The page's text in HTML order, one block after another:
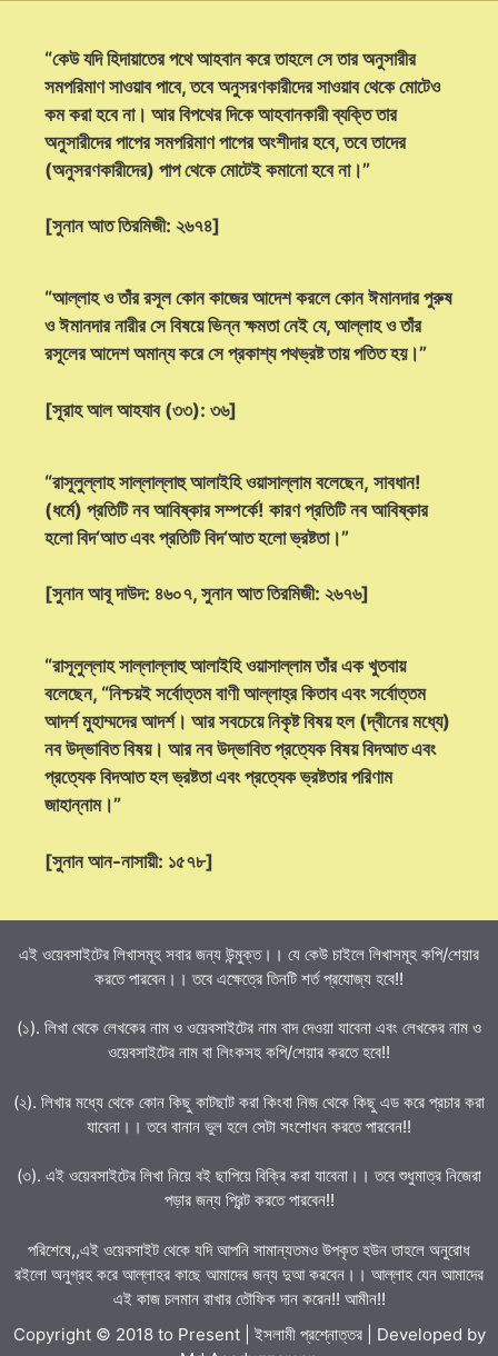
“কেউ যদি হিদায়াতের পথে আহবান করে তাহলে সে তার অনুসারীর
সমপরিমাণ সাওয়াব পাবে, তবে অনুসরণকারীদের সাওয়াব থেকে মোটেও
কম করা হবে না। আর বিপথের দিকে আহবানকারী ব্যক্তি তার
অনুসারীদের পাপের সমপরিমাণ পাপের অংশীদার হবে, তবে তাদের
(অনুসরণকারীদের) পাপ থেকে মোটেই কমানো হবে না।”
[সুনান আত তিরমিজী: ২৬৭৪]
“আল্লাহ ও তাঁর রসূল কোন কাজের আদেশ করলে কোন ঈমানদার পুরুষ
ও ঈমানদার নারীর সে বিষয়ে ভিন্ন ক্ষমতা নেই যে, আল্লাহ ও তাঁর
রসূলের আদেশ অমান্য করে সে প্রকাশ্য পথভ্রষ্ট তায় পতিত হয়।”
[সূরাহ আল আহযাব (৩৩): ৩৬]
“রাসূলুল্লাহ সাল্লাল্লাহু আলাইহি ওয়াসাল্লাম বলেছেন, সাবধান!
(ধর্মে) প্রতিটি নব আবিষ্কার সম্পর্কে! কারণ প্রতিটি নব আবিষ্কার
হলো বিদ‘আত এবং প্রতিটি বিদ‘আত হলো ভ্রষ্টতা।”
[সুনান আবূ দাউদ: ৪৬০৭, সুনান আত তিরমিজী: ২৬৭৬]
“রাসূলুল্লাহ সাল্লাল্লাহু আলাইহি ওয়াসাল্লাম তাঁর এক খুতবায়
বলেছেন, “নিশ্চয়ই সর্বোত্তম বাণী আল্লাহ্‌র কিতাব এবং সর্বোত্তম
আদর্শ মুহাম্মদের আদর্শ। আর সবচেয়ে নিকৃষ্ট বিষয় হল (দ্বীনের মধ্যে)
নব উদ্ভাবিত বিষয়। আর নব উদ্ভাবিত প্রত্যেক বিষয় বিদআত এবং
প্রত্যেক বিদআত হল ভ্রষ্টতা এবং প্রত্যেক ভ্রষ্টতার পরিণাম
জাহান্নাম।”
[সুনান আন-নাসায়ী: ১৫৭৮]
এই ওয়েবসাইটের লিখাসমূহ সবার জন্য উন্মুক্ত।। যে কেউ চাইলে লিখাসমূহ কপি/শেয়ার
করতে পারবেন।। তবে এক্ষেত্রে তিনটি শর্ত প্রযোজ্য হবে!!
(১). লিখা থেকে লেখকের নাম ও ওয়েবসাইটের নাম বাদ দেওয়া যাবেনা এবং লেখকের নাম ও
ওয়েবসাইটের নাম বা লিংকসহ কপি/শেয়ার করতে হবে!!
(২). লিখার মধ্যে থেকে কোন কিছু কাটছাট করা কিংবা নিজ থেকে কিছু এড করে প্রচার করা
যাবেনা।। তবে বানান ভুল হলে সেটা সংশোধন করতে পারবেন!!
(৩). এই ওয়েবসাইটের লিখা নিয়ে বই ছাপিয়ে বিক্রি করা যাবেনা।। তবে শুধুমাত্র নিজেরা
পড়ার জন্য প্রিন্ট করতে পারবেন!!
পরিশেষে,,এই ওয়েবসাইট থেকে যদি আপনি সামান্যতমও উপকৃত হউন তাহলে অনুরোধ
রইলো অনুগ্রহ করে আল্লাহর কাছে আমাদের জন্য দুআ করবেন।। আল্লাহ যেন আমাদের
এই কাজ চলমান রাখার তৌফিক দান করেন!! আমীন!!
Copyright © 2018 to Present | ইসলামী প্রশ্নোত্তর | Developed by